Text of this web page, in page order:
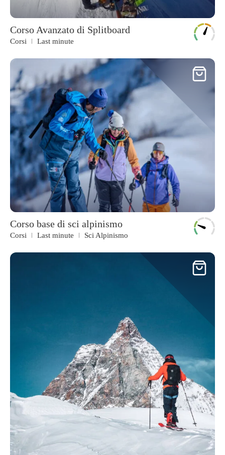
Corso Avanzato di Splitboard
Corsi Last minute
Corso base di sci alpinismo
Corsi Last minute Sci Alpinismo